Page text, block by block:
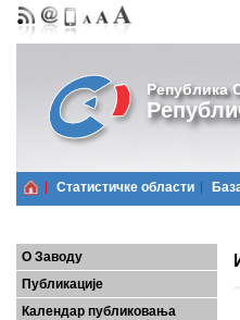
Република
Статистичке области
О Заводу
Публикације
Календар публиковања